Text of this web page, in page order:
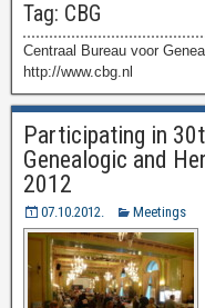
Tag: CBG
Centraal Bureau voor
http://www.cbg.nl
Participating in
Genealogic and
2012
07.10.2012. Meetings